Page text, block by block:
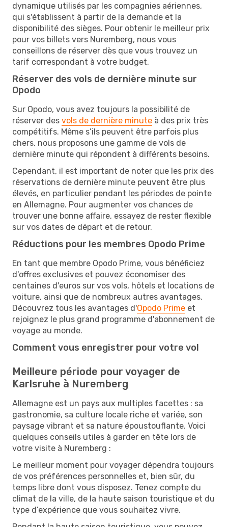
dynamique utilisés par les compagnies aériennes,
qui s'établissent à partir de la demande et la
disponibilité des sièges. Pour obtenir le meilleur prix
pour vos billets vers Nuremberg, nous vous
conseillons de réserver dès que vous trouvez un
tarif correspondant à votre budget.
Réserver des vols de dernière minute sur
Opodo
Sur Opodo, vous avez toujours la possibilité de
réserver des vols de dernière minute à des prix très
compétitifs. Même s’ils peuvent être parfois plus
chers, nous proposons une gamme de vols de
dernière minute qui répondent à différents besoins.
Cependant, il est important de noter que les prix des
réservations de dernière minute peuvent être plus
élevés, en particulier pendant les périodes de pointe
en Allemagne. Pour augmenter vos chances de
trouver une bonne affaire, essayez de rester flexible
sur vos dates de départ et de retour.
Réductions pour les membres Opodo Prime
En tant que membre Opodo Prime, vous bénéficiez
d'offres exclusives et pouvez économiser des
centaines d'euros sur vos vols, hôtels et locations de
voiture, ainsi que de nombreux autres avantages.
Découvrez tous les avantages d'Opodo Prime et
rejoignez le plus grand programme d'abonnement de
voyage au monde.
Comment vous enregistrer pour votre vol
Meilleure période pour voyager de
Karlsruhe à Nuremberg
Allemagne est un pays aux multiples facettes : sa
gastronomie, sa culture locale riche et variée, son
paysage vibrant et sa nature époustouflante. Voici
quelques conseils utiles à garder en tête lors de
votre visite à Nuremberg :
Le meilleur moment pour voyager dépendra toujours
de vos préférences personnelles et, bien sûr, du
temps libre dont vous disposez. Tenez compte du
climat de la ville, de la haute saison touristique et du
type d’expérience que vous souhaitez vivre.